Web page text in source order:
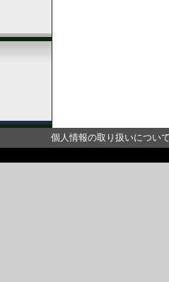
個人情報の取り扱いについ